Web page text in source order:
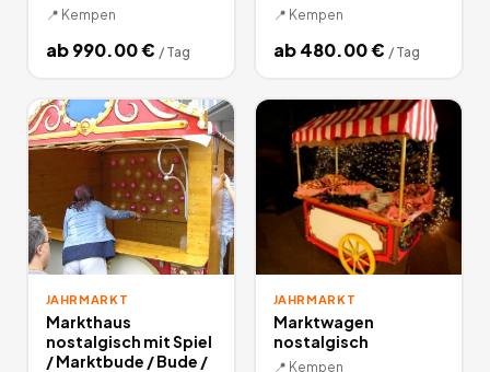
📍 Kempen
ab990.00€ / Tag
📍 Kempen
ab480.00€ / Tag
JAHRMARKT
Markthaus
nostalgisch mit Spiel
/ Marktbude / Bude /
JAHRMARKT
Marktwagen
nostalgisch
📍 Kempen